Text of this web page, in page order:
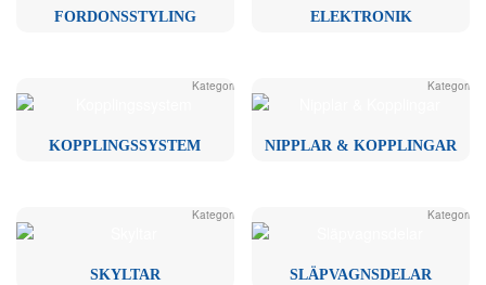
FORDONSSTYLING ELEKTRONIK
Kategori
KOPPLINGSSYSTEM
Kategori
NIPPLAR & KOPPLINGAR
Kategori
SKYLTAR
Kategori
SLÄPVAGNSDELAR